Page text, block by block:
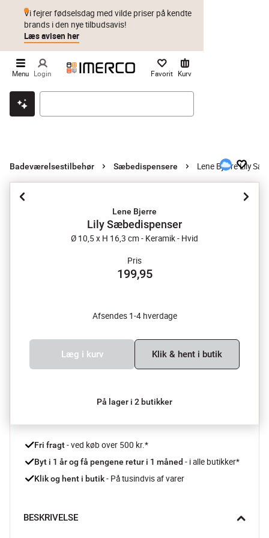
Klik & hent Byt i 1 år Prismatch
Vi fejrer fødselsdag med vilde priser på kendte
brands i den nye tilbudsavis!
Læs avisen her
Menu Login Favorit Kurv
Badeværelsestilbehør Sæbedispensere Lene Bjerre Lily
Lene Bjerre
Lily Sæbedispenser
Ø 10,5 x H 16,3 cm - Keramik - Hvid
Pris
199,95
Afsendes 1-4 hverdage
Læg i kurv Klik & hent i butik
På lager i 2 butikker
Fri fragt - ved køb over 500 kr.*
Byt i 1 år og få pengene retur i 1 måned - i alle butikker*
Klik og hent i butik - På tusindvis af varer
BESKRIVELSE